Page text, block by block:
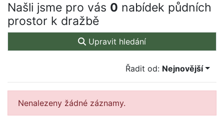
Našli jsme pro vás 0 nabídek půdních
prostor k dražbě
Upravit hledání
Řadit od: Nejnovější
Nenalezeny žádné záznamy.